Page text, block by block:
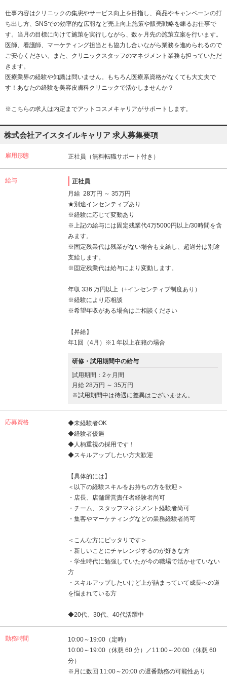
仕事内容はクリニックの集患やサービス向上を目指し、商品やキャンペーンの打
ち出し方、SNSでの効率的な広報など売上向上施策や販売戦略を練るお仕事で
す。当月の目標に向けて施策を実行しながら、数ヶ月先の施策立案を行います。
医師、看護師、マーケティング担当とも協力し合いながら業務を進められるので
ご安心ください。また、クリニックスタッフのマネジメント業務も担っていただ
きます。
医療業界の経験や知識は問いません。もちろん医療系資格がなくても大丈夫で
す！あなたの経験を美容皮膚科クリニックで活かしませんか？
※こちらの求人は内定までアットコスメキャリアがサポートします。
株式会社アイスタイルキャリア 求人募集要項
雇用形態 正社員（無料転職サポート付き）
給与
正社員
月給 28万円 ～ 35万円
★別途インセンティブあり
※経験に応じて変動あり
※上記の給与には固定残業代4万5000円以上/30時間を含
みます。
※固定残業代は残業がない場合も支給し、超過分は別途
支給します。
※固定残業代は給与により変動します。
年収 336 万円以上（+インセンティブ制度あり）
※経験により応相談
※希望年収がある場合はご相談ください
【昇給】
年1回（4月）※1 年以上在籍の場合
研修・試用期間中の給与
試用期間：2ヶ月間
月給 28万円 ～ 35万円
※試用期間中は待遇に差異はございません。
応募資格
◆未経験者OK
◆経験者優遇
◆人柄重視の採用です！
◆スキルアップしたい方大歓迎
【具体的には】
＜以下の経験スキルをお持ちの方を歓迎＞
・店長、店舗運営責任者経験者尚可
・チーム、スタッフマネジメント経験者尚可
・集客やマーケティングなどの業務経験者尚可
＜こんな方にピッタリです＞
・新しいことにチャレンジするのが好きな方
・学生時代に勉強していたが今の職場で活かせていない
方
・スキルアップしたいけど上が詰まっていて成長への道
を悩まれている方
◆20代、30代、40代活躍中
勤務時間
10:00～19:00（定時）
10:00～19:00（休憩 60 分）／11:00～20:00（休憩 60
分）
※月に数回 11:00～20:00 の遅番勤務の可能性あり